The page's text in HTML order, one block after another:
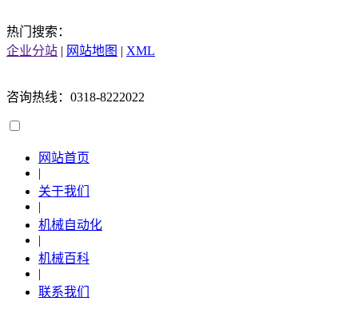
热门搜索：
企业分站 | 网站地图 | XML
咨询热线：0318-8222022
网站首页
|
关于我们
|
机械自动化
|
机械百科
|
联系我们